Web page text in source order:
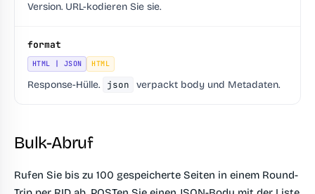
Version. URL-kodieren Sie sie.
format
HTML | JSON HTML
Response-Hülle. json verpackt body und Metadaten.
Bulk-Abruf
Rufen Sie bis zu 100 gespeicherte Seiten in einem Round-